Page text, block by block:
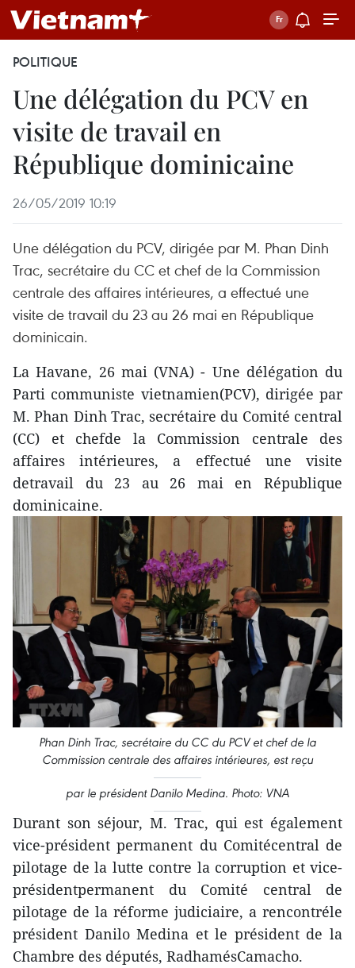
POLITIQUE
Une délégation du PCV en
visite de travail en
République dominicaine
26/05/2019 10:19
Une délégation du PCV, dirigée par M. Phan Dinh
Trac, secrétaire du CC et chef de la Commission
centrale des affaires intérieures, a effectué une
visite de travail du 23 au 26 mai en République
dominicain.
La Havane, 26 mai (VNA) - Une délégation du
Parti communiste vietnamien(PCV), dirigée par
M. Phan Dinh Trac, secrétaire du Comité central
(CC) et chefde la Commission centrale des
affaires intérieures, a effectué une visite
detravail du 23 au 26 mai en République
dominicaine.
Phan Dinh Trac, secrétaire du CC du PCV et chef de la
Commission centrale des affaires intérieures, est reçu
par le président Danilo Medina. Photo: VNA
Durant son séjour, M. Trac, qui est également
vice-président permanent du Comitécentral de
pilotage de la lutte contre la corruption et vice-
présidentpermanent du Comité central de
pilotage de la réforme judiciaire, a rencontréle
président Danilo Medina et le président de la
Chambre des députés, RadhamésCamacho.